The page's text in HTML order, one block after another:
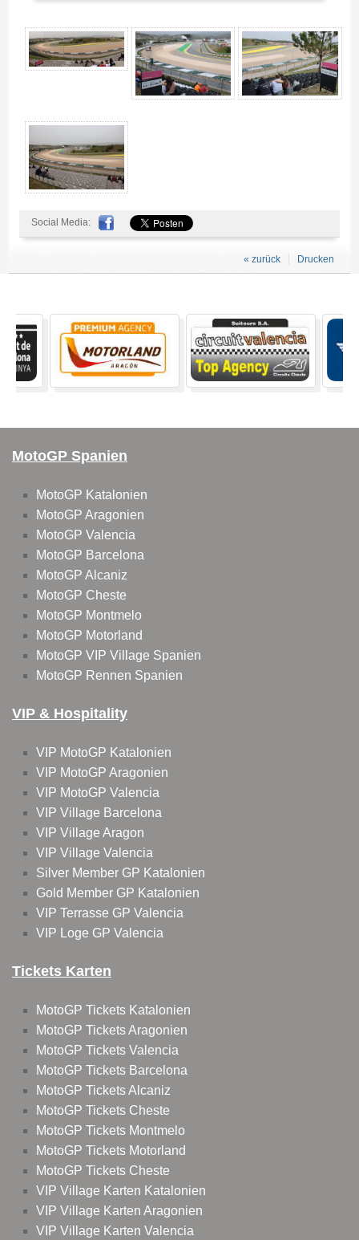
VERFÜGBAR - Gallerie 4
Social Media:
Drucken
« zurück
MotoGP Spanien
MotoGP Katalonien
MotoGP Aragonien
MotoGP Valencia
MotoGP Barcelona
MotoGP Alcaniz
MotoGP Cheste
MotoGP Montmelo
MotoGP Motorland
MotoGP VIP Village Spanien
MotoGP Rennen Spanien
VIP & Hospitality
VIP MotoGP Katalonien
VIP MotoGP Aragonien
VIP MotoGP Valencia
VIP Village Barcelona
VIP Village Aragon
VIP Village Valencia
Silver Member GP Katalonien
Gold Member GP Katalonien
VIP Terrasse GP Valencia
VIP Loge GP Valencia
Tickets Karten
MotoGP Tickets Katalonien
MotoGP Tickets Aragonien
MotoGP Tickets Valencia
MotoGP Tickets Barcelona
MotoGP Tickets Alcaniz
MotoGP Tickets Cheste
MotoGP Tickets Montmelo
MotoGP Tickets Motorland
MotoGP Tickets Cheste
VIP Village Karten Katalonien
VIP Village Karten Aragonien
VIP Village Karten Valencia